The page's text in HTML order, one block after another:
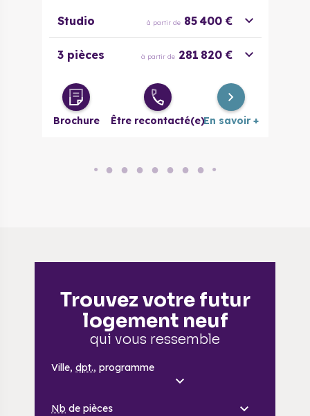
Studio à partir de 85 400 €
3 pièces à partir de 281 820 €
Brochure Être recontacté(e)En savoir +
● ● ● ● ● ● ● ● ●
Trouvez votre futur
logement neuf
qui vous ressemble
Ville, dpt., programme
Nb de pièces